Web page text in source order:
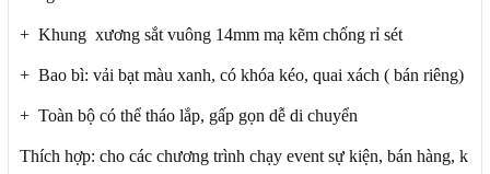
+ Khung xương sắt vuông 14mm mạ kẽm chống rỉ sét
+ Bao bì: vải bạt màu xanh, có khóa kéo, quai xách ( bán riêng)
+ Toàn bộ có thể tháo lắp, gấp gọn dễ di chuyển
Thích hợp: cho các chương trình chạy event sự kiện, bán hàng, k